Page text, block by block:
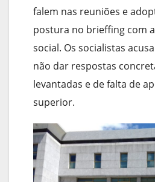
falem nas reuniões e
postura no brieffing com
social. Os socialistas
não dar respostas
levantadas e de falta de
superior.